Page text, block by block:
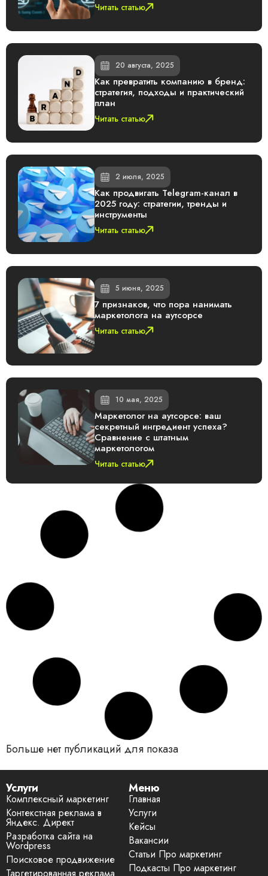
Читать статью
20 августа, 2025
Как превратить компанию в бренд:
стратегия, подходы и практический
план
Читать статью
2 июля, 2025
Как продвигать Telegram-канал в
2025 году: стратегии, тренды и
инструменты
Читать статью
5 июня, 2025
7 признаков, что пора нанимать
маркетолога на аутсорсе
Читать статью
10 мая, 2025
Маркетолог на аутсорсе: ваш
секретный ингредиент успеха?
Сравнение с штатным
маркетологом
Читать статью
Больше нет публикаций для показа
Услуги
Комплексный маркетинг
Контекстная реклама в
Яндекс. Директ
Разработка сайта на
Wordpress
Поисковое продвижение
Таргетированная реклама
Меню
Главная
Услуги
Кейсы
Вакансии
Статьи Про маркетинг
Подкасты Про маркетинг